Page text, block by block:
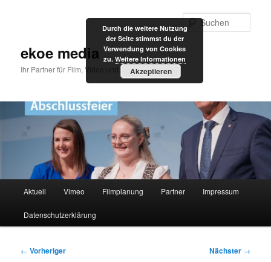
ekoe media
Ihr Partner für Film, Video und Internet
Aktuell Vimeo Filmplanung Partner Impressum
Datenschutzerklärung
Beitragsnavigation
← Vorheriger Nächster →
Durch die weitere Nutzung
der Seite stimmst du der
Verwendung von Cookies
zu. Weitere Informationen
Akzeptieren